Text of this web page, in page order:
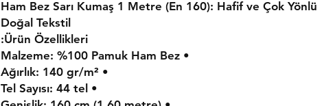
Ham Bez Sarı Kumaş 1 Metre (En 160): Hafif ve Çok Yönlü
Doğal Tekstil
Ürün Özellikleri:
• Malzeme: %100 Pamuk Ham Bez
• Ağırlık: 140 gr/m²
• Tel Sayısı: 44 tel